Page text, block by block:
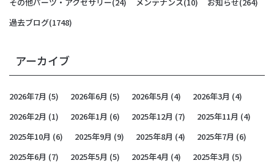
過去ブログ(1748)
アーカイブ
2026年7月 (5) 2026年6月 (5) 2026年5月 (4) 2026年3月 (4)
2026年2月 (1) 2026年1月 (6) 2025年12月 (7) 2025年11月 (4)
2025年10月 (6) 2025年9月 (9) 2025年8月 (4) 2025年7月 (6)
2025年6月 (7) 2025年5月 (5) 2025年4月 (4) 2025年3月 (5)